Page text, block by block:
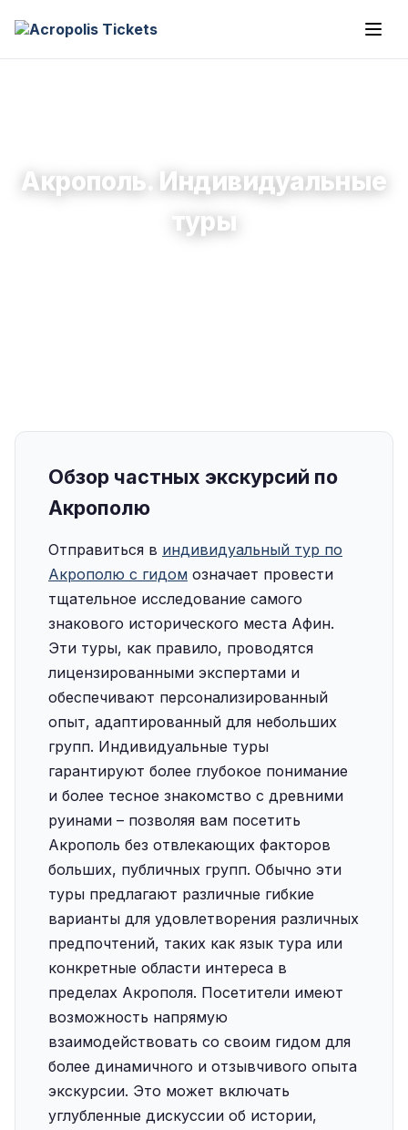
Акрополь. Индивидуальные
туры
Обзор частных экскурсий по
Акрополю
Отправиться в индивидуальный тур по
Акрополю с гидом означает провести
тщательное исследование самого
знакового исторического места Афин.
Эти туры, как правило, проводятся
лицензированными экспертами и
обеспечивают персонализированный
опыт, адаптированный для небольших
групп. Индивидуальные туры
гарантируют более глубокое понимание
и более тесное знакомство с древними
руинами – позволяя вам посетить
Акрополь без отвлекающих факторов
больших, публичных групп. Обычно эти
туры предлагают различные гибкие
варианты для удовлетворения различных
предпочтений, таких как язык тура или
конкретные области интереса в
пределах Акрополя. Посетители имеют
возможность напрямую
взаимодействовать со своим гидом для
более динамичного и отзывчивого опыта
экскурсии. Это может включать
углубленные дискуссии об истории,